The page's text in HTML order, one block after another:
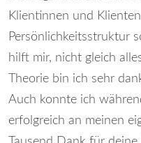
Klientinnen und
Persönlichkeitsstruktur
hilft mir, nicht gleich
Theorie bin ich sehr
Auch konnte ich
erfolgreich an meinen